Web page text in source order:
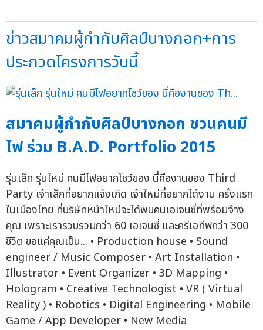
ข่าวสมาคมผู้กำกับศิลป์บางกอก+การ
ประกวดโครงการวันนี้
สมาคมผู้กำกับศิลป์บางกอก ชวนคนมี
ไฟ ร่วม B.A.D. Portfolio 2015
รุ่นเล็ก รุ่นใหม่ คนมีไฟอยากโชว์ของ นี่คืองานของ Third
Party เจ้าเล็กที่อยากแจ้งเกิด เจ้าใหม่ที่อยากได้งาน ครั้งแรก
ในเมืองไทย ที่บริษัทหน้าใหม่จะได้พบคนเอเจนซี่ที่พร้อมจ้าง
คุณ เพราะเรารวบรวมกว่า 60 เอเจนซี่ และครีเอทีฟกว่า 300
ชีวิต ขอแค่คุณเป็น... • Production house • Sound
engineer / Music Composer • Art Installation •
Illustrator • Event Organizer • 3D Mapping •
Hologram • Creative Technologist • VR ( Virtual
Reality ) • Robotics • Digital Engineering • Mobile
Game / App Developer • New Media